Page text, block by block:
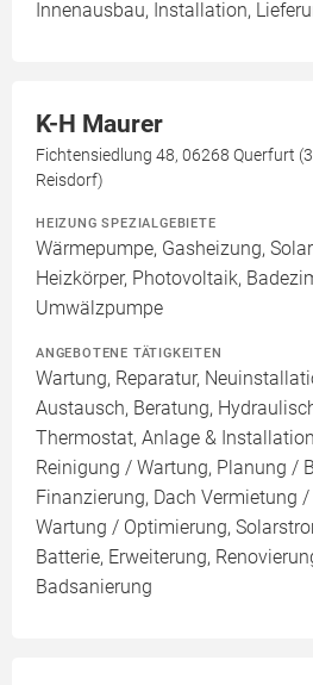
Innenausbau, Installation,
K-H Maurer
Fichtensiedlung 48, 06268 Querfurt
Reisdorf)
HEIZUNG SPEZIALGEBIETE
Wärmepumpe, Gasheizung,
Heizkörper, Photovoltaik,
Umwälzpumpe
ANGEBOTENE TÄTIGKEITEN
Wartung, Reparatur,
Austausch, Beratung,
Thermostat, Anlage &
Reinigung / Wartung, Planung /
Finanzierung, Dach Vermietung
Wartung / Optimierung,
Batterie, Erweiterung,
Badsanierung